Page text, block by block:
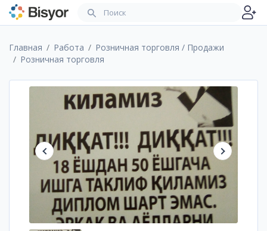
Главная Работа
Розничная торговля / Продажи
Розничная торговля